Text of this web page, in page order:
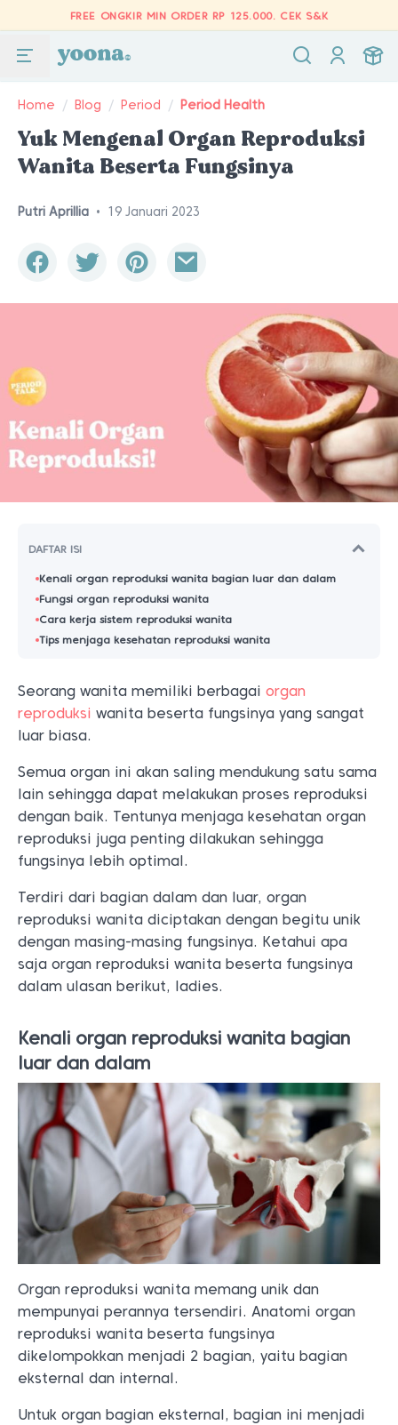
FREE ONGKIR MIN ORDER RP 125.000. CEK S&K
Home / Blog / Period / Period Health
Yuk Mengenal Organ Reproduksi
Wanita Beserta Fungsinya
Putri Aprillia • 19 Januari 2023
DAFTAR ISI
Kenali organ reproduksi wanita bagian luar dan dalam
Fungsi organ reproduksi wanita
Cara kerja sistem reproduksi wanita
Tips menjaga kesehatan reproduksi wanita
Seorang wanita memiliki berbagai organ
reproduksi wanita beserta fungsinya yang sangat
luar biasa.
Semua organ ini akan saling mendukung satu sama
lain sehingga dapat melakukan proses reproduksi
dengan baik. Tentunya menjaga kesehatan organ
reproduksi juga penting dilakukan sehingga
fungsinya lebih optimal.
Terdiri dari bagian dalam dan luar, organ
reproduksi wanita diciptakan dengan begitu unik
dengan masing-masing fungsinya. Ketahui apa
saja organ reproduksi wanita beserta fungsinya
dalam ulasan berikut, ladies.
Kenali organ reproduksi wanita bagian
luar dan dalam
Organ reproduksi wanita memang unik dan
mempunyai perannya tersendiri. Anatomi organ
reproduksi wanita beserta fungsinya
dikelompokkan menjadi 2 bagian, yaitu bagian
eksternal dan internal.
Untuk organ bagian eksternal, bagian ini menjadi